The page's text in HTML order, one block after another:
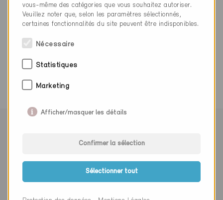
vous-même des catégories que vous souhaitez autoriser.
Veuillez noter que, selon les paramètres sélectionnés,
certaines fonctionnalités du site peuvent être indisponibles.
Nécessaire
Statistiques
Marketing
Afficher/masquer les détails
Confirmer la sélection
Sélectionner tout